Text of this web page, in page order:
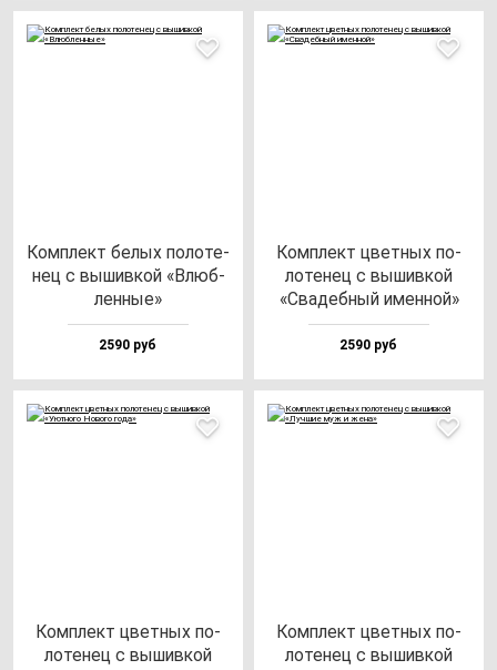
Ком­плект бе­лых по­ло­те­
нец с вы­шив­кой «Влюб­
лен­ные»
2590 руб
Ком­плект цвет­ных по­
ло­те­нец с вы­шив­кой
«Сва­деб­ный имен­ной»
2590 руб
Ком­плект цвет­ных по­
ло­те­нец с вы­шив­кой
Ком­плект цвет­ных по­
ло­те­нец с вы­шив­кой